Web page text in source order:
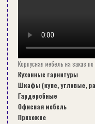
Каких-то особых
процесса не нужно.
Здесь используются
(отвертка),
молоток.
Теперь о том, что
поводу самого
Корпусная мебель на заказ
Кухонные гарнитуры
Шкафы (купе, угловые,
Гардеробные
Офисная мебель
Прихожие